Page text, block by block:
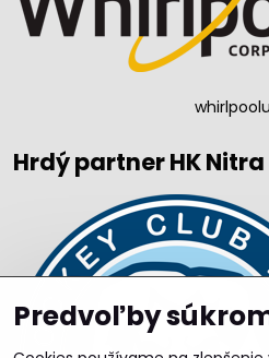
Hrdý partner HK Nitra
Predvoľby